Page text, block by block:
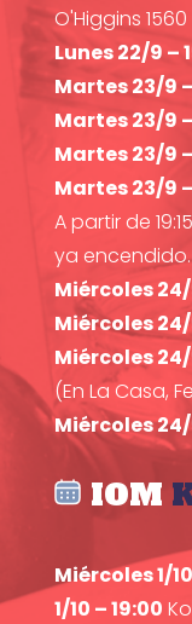
O'Higgins 1560
Lunes 22/9 –
Martes 23/9
Martes 23/9
Martes 23/9
Martes 23/9
A partir de
ya encendido.
Miércoles
Miércoles
Miércoles
(En La Casa,
Miércoles 24/
IOM
Miércoles 1/
1/10 – 19:00